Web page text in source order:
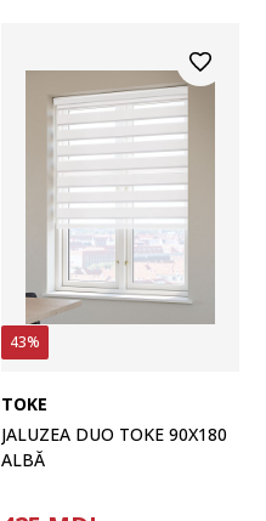
43%
TOKE
JALUZEA DUO TOKE 90X180
ALBĂ